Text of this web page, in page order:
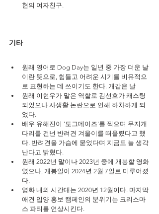
현의 여자친구.
기타
원래 영어로 Dog Day는 일년 중 가장 더운 날
이란 뜻으로, 힘들고 어려운 시기를 비유적으
로 표현하는 데 쓰이기도 한다. 개같은 날
원래 이현우가 맡은 역할로 김선호가 캐스팅
되었으나 사생활 논란으로 인해 하차하게 되
었다.
배우 유해진이 '도그데이즈'를 찍으며 무지개
다리를 건넌 반려견 겨울이를 떠올렸다고 했
다. 반려견을 가슴에 묻었다며 지금도 늘 생각
난다고 밝혔다.
원래 2022년 말이나 2023년 중에 개봉할 영화
였으나, 개봉일이 2024년 2월 7일로 미루어졌
다.
영화 내의 시간대는 2020년 12월이다. 마지막
애견 입양 홍보 캠페인의 분위기는 크리스마
스 파티를 연상시킨다.